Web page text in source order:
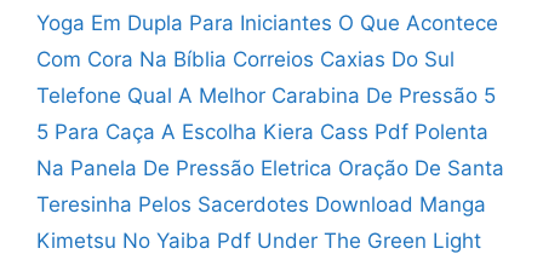
Yoga Em Dupla Para Iniciantes O Que Acontece
Com Cora Na Bíblia Correios Caxias Do Sul
Telefone Qual A Melhor Carabina De Pressão 5
5 Para Caça A Escolha Kiera Cass Pdf Polenta
Na Panela De Pressão Eletrica Oração De Santa
Teresinha Pelos Sacerdotes Download Manga
Kimetsu No Yaiba Pdf Under The Green Light